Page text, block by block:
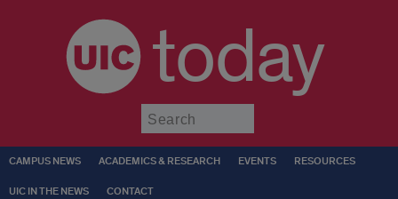
today
CAMPUS NEWS ACADEMICS & RESEARCH EVENTS RESOURCES
UIC IN THE NEWS CONTACT